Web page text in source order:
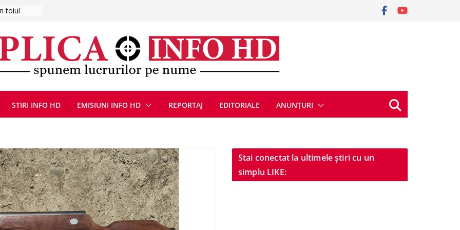
STIRI INFO HD EMISIUNI INFO HD REPORTAJ EDITORIALE ANUNȚURI
Stai conectat la ultimele știri cu un
simplu LIKE: